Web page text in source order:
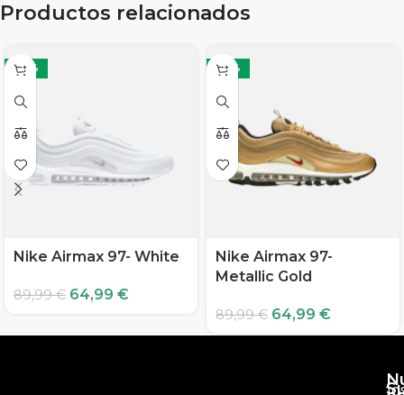
Productos relacionados
-28%
Nike Airmax 97- White
89,99€ 64,99 €
-28%
Nike Airmax 97-
Metallic Gold
89,99€ 64,99 €